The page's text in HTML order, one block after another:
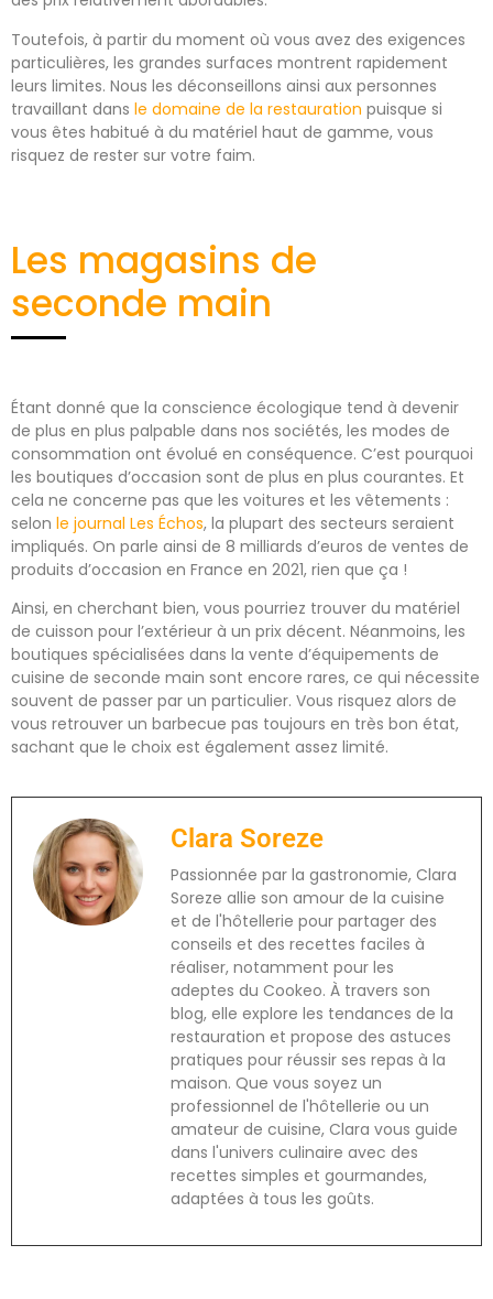
Toutefois, à partir du moment où vous avez des exigences
particulières, les grandes surfaces montrent rapidement
leurs limites. Nous les déconseillons ainsi aux personnes
travaillant dans le domaine de la restauration puisque si
vous êtes habitué à du matériel haut de gamme, vous
risquez de rester sur votre faim.
Les magasins de
seconde main
Étant donné que la conscience écologique tend à devenir
de plus en plus palpable dans nos sociétés, les modes de
consommation ont évolué en conséquence. C’est pourquoi
les boutiques d’occasion sont de plus en plus courantes. Et
cela ne concerne pas que les voitures et les vêtements :
selon le journal Les Échos, la plupart des secteurs seraient
impliqués. On parle ainsi de 8 milliards d’euros de ventes de
produits d’occasion en France en 2021, rien que ça !
Ainsi, en cherchant bien, vous pourriez trouver du matériel
de cuisson pour l’extérieur à un prix décent. Néanmoins, les
boutiques spécialisées dans la vente d’équipements de
cuisine de seconde main sont encore rares, ce qui nécessite
souvent de passer par un particulier. Vous risquez alors de
vous retrouver un barbecue pas toujours en très bon état,
sachant que le choix est également assez limité.
Clara Soreze
Passionnée par la gastronomie, Clara
Soreze allie son amour de la cuisine
et de l'hôtellerie pour partager des
conseils et des recettes faciles à
réaliser, notamment pour les
adeptes du Cookeo. À travers son
blog, elle explore les tendances de la
restauration et propose des astuces
pratiques pour réussir ses repas à la
maison. Que vous soyez un
professionnel de l'hôtellerie ou un
amateur de cuisine, Clara vous guide
dans l'univers culinaire avec des
recettes simples et gourmandes,
adaptées à tous les goûts.